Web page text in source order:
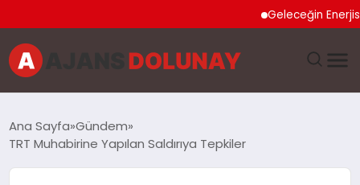
Geleceğin Enerjisi
Ana Sayfa Gündem
TRT Muhabirine Yapılan Saldırıya Tepkiler